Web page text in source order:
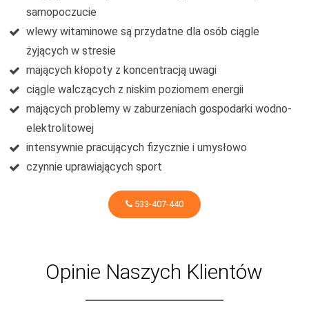
samopoczucie
wlewy witaminowe są przydatne dla osób ciągle
żyjących w stresie
mających kłopoty z koncentracją uwagi
ciągle walczących z niskim poziomem energii
mających problemy w zaburzeniach gospodarki wodno-
elektrolitowej
intensywnie pracujących fizycznie i umysłowo
czynnie uprawiających sport
533-407-440
Opinie Naszych Klientów